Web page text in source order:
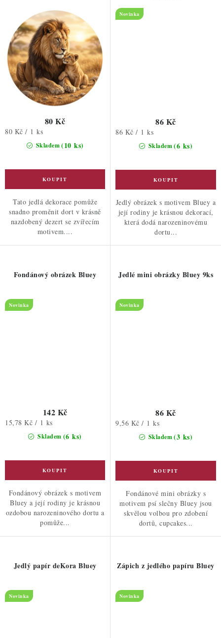
Skladem(10 ks)
80 Kč
Měrná
80 Kč / 1 ks
Tato jedlá dekorace pomůže
snadno proměnit dort v krásně
nazdobený dezert se zvířecím
motivem....
Novinka
Skladem(6 ks)
86 Kč
Měrná
86 Kč / 1 ks
Jedlý obrázek s motivem Bluey a
její rodiny je krásnou dekorací,
která dodá narozeninovému
dortu...
Fondánový obrázek Bluey
Novinka
Skladem (6 ks)
142 Kč
Měrná
15,78 Kč / 1 ks
Fondánový obrázek s motivem
Bluey a její rodiny je krásnou
ozdobou narozeninového dortu a
pomůže...
Jedlé mini obrázky Bluey 9ks
Novinka
Skladem(3 ks)
86 Kč
Měrná
9,56 Kč / 1 ks
Fondánové mini obrázky s
motivem psí slečny Bluey jsou
skvělou volbou pro zdobení
dortů, cupcakes...
Jedlý papír deKora Bluey
Novinka
Zápich z jedlého papíru Bluey
Novinka